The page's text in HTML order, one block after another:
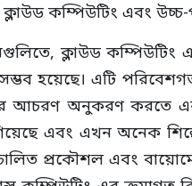
কম্পিউটিং এবং
ক্লাউড
হয়েছে। এটি
আচরণ অনুকরণ করতে
এবং এখন অনেক
প্রকৌশল এবং